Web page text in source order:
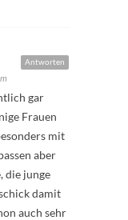
Antworten
gar
Frauen
mit
aber
die junge
damit
auch sehr